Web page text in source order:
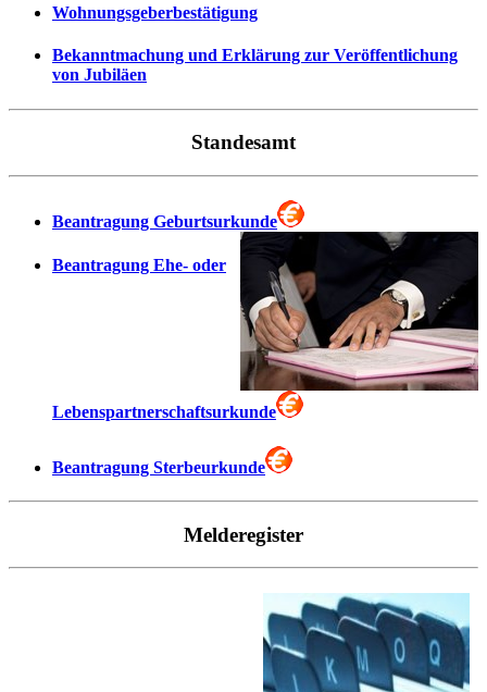
Wohnungsgeberbestätigung
Bekanntmachung und Erklärung zur Veröffentlichung
von Jubiläen
Standesamt
Beantragung Geburtsurkunde
Beantragung Ehe- oder
Lebenspartnerschaftsurkunde
Beantragung Sterbeurkunde
Melderegister